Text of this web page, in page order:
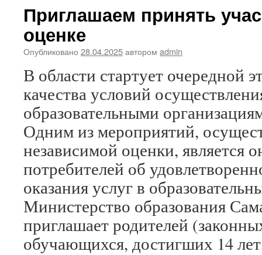
Приглашаем принять
оценке
Опубликовано 28.04.2025автором admin
В области стартует очередной
качества условий
образовательными
Одним из мероприятий,
независимой оценки, является
потребителей об
оказания услуг в
Министерство образования
приглашает родителей
обучающихся, достигших 14